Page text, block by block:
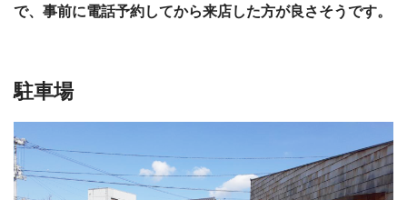
で、事前に電話予約してから来店した方が良さそうです。
駐車場